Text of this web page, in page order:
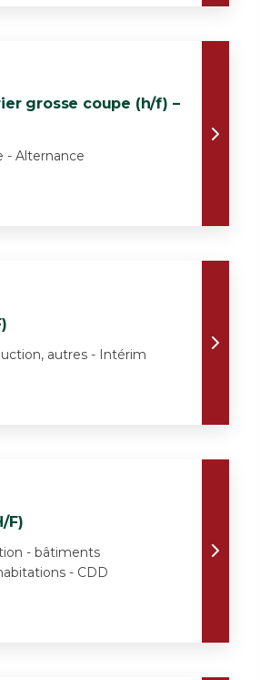
grosse coupe (h/f) –
- Alternance
autres - Intérim
F)
- bâtiments
- CDD